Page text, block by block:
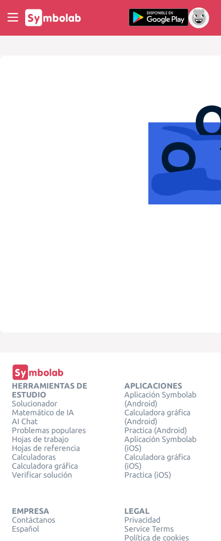
HERRAMIENTAS DE
ESTUDIO
Solucionador
Matemático de IA
AI Chat
Problemas populares
Hojas de trabajo
Hojas de referencia
Calculadoras
Calculadora gráfica
Verificar solución
APLICACIONES
Aplicación Symbolab
(Android)
Calculadora gráfica
(Android)
Practica (Android)
Aplicación Symbolab
(iOS)
Calculadora gráfica
(iOS)
Practica (iOS)
EMPRESA
Contáctanos
Español
LEGAL
Privacidad
Service Terms
Política de cookies